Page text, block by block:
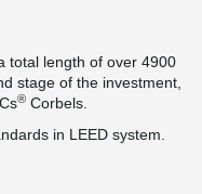
total length of over 4900
stage of the investment,
® Corbels.
in LEED system.